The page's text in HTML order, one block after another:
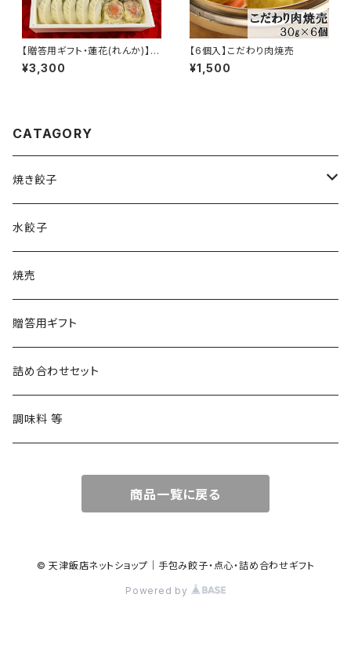
【贈答用ギフト・蓮花(れんか)】★
特製ジャンボ餃子15個＋プリプ
リ海老焼売6個詰め合わせ★＜
¥3,300
【6個入】こだわり肉焼売
¥1,500
CATAGORY
焼き餃子
特製ジャンボ餃子
ヘルシー餃子
水餃子
焼売
贈答用ギフト
詰め合わせセット
調味料 等
商品一覧に戻る
© 天津飯店ネットショップ｜手包み餃子・点心・詰め合わせギフト
Powered by